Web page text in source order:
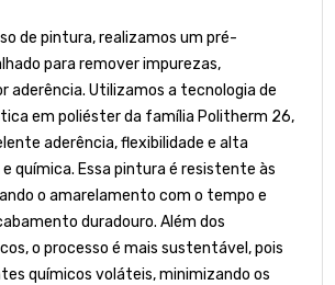
de pintura, realizamos um pré-
para remover impurezas,
aderência. Utilizamos a tecnologia de
em poliéster da família Politherm 26,
aderência, flexibilidade e alta
química. Essa pintura é resistente às
o amarelamento com o tempo e
duradouro. Além dos
o processo é mais sustentável, pois
químicos voláteis, minimizando os